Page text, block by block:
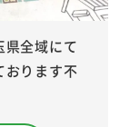
県全域にて
おります不